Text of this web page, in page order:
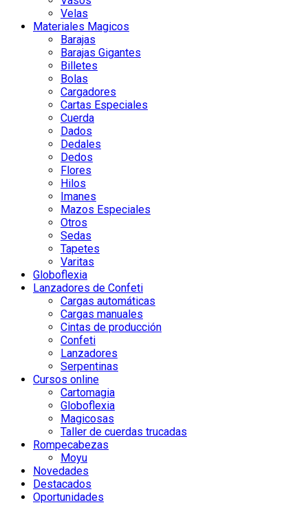
Velas
Materiales Magicos
Barajas
Barajas Gigantes
Billetes
Bolas
Cargadores
Cartas Especiales
Cuerda
Dados
Dedales
Dedos
Flores
Hilos
Imanes
Mazos Especiales
Otros
Sedas
Tapetes
Varitas
Globoflexia
Lanzadores de Confeti
Cargas automáticas
Cargas manuales
Cintas de producción
Confeti
Lanzadores
Serpentinas
Cursos online
Cartomagia
Globoflexia
Magicosas
Taller de cuerdas trucadas
Rompecabezas
Moyu
Novedades
Destacados
Oportunidades